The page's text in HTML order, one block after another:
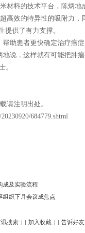
材料的技术平台，陈炳
高效的特异性的吸附力
提供了有力支撑。
助患者更快确定治疗癌
说，这样就有可能把肿
。
请注明出处。
684779.shtml
成及实验流程
组织下月会议成焦点
搜索 ] [ 加入收藏 ] [ 告诉好友